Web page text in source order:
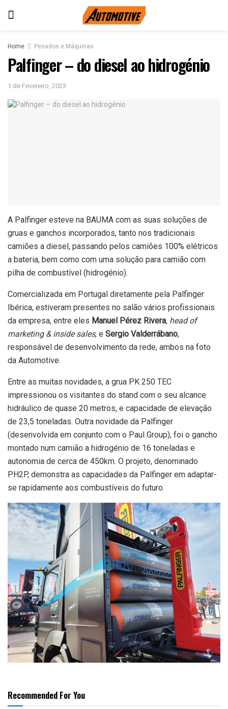
Home Pesados e Máquinas
Palfinger – do diesel ao hidrogénio
1 de Fevereiro, 2023
A Palfinger esteve na BAUMA com as suas soluções de
gruas e ganchos incorporados, tanto nos tradicionais
camiões a diesel, passando pelos camiões 100% elétricos
a bateria, bem como com uma solução para camião com
pilha de combustível (hidrogénio).
Comercializada em Portugal diretamente pela Palfinger
Ibérica, estiveram presentes no salão vários profissionais
da empresa, entre eles Manuel Pérez Rivera, head of
marketing & inside sales, e Sergio Valderrábano,
responsável de desenvolvimento da rede, ambos na foto
da Automotive.
Entre as muitas novidades, a grua PK 250 TEC
impressionou os visitantes do stand com o seu alcance
hidráulico de quase 20 metros, e capacidade de elevação
de 23,5 toneladas. Outra novidade da Palfinger
(desenvolvida em conjunto com o Paul Group), foi o gancho
montado num camião a hidrogénio de 16 toneladas e
autonomia de cerca de 450km. O projeto, denominado
PH2P, demonstra as capacidades da Palfinger em adaptar-
se rapidamente aos combustíveis do futuro.
Recommended For You